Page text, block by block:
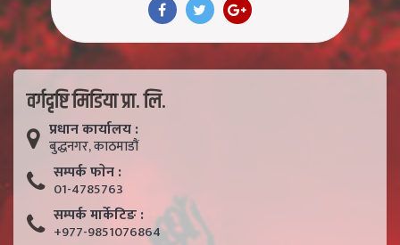
वर्गदृष्टि मिडिया प्रा. लि.
प्रधान कार्यालय :
बुद्धनगर, काठमाडाैं
सम्पर्क फाेन :
01-4785763
सम्पर्क मार्केटिङ :
+977-9851076864